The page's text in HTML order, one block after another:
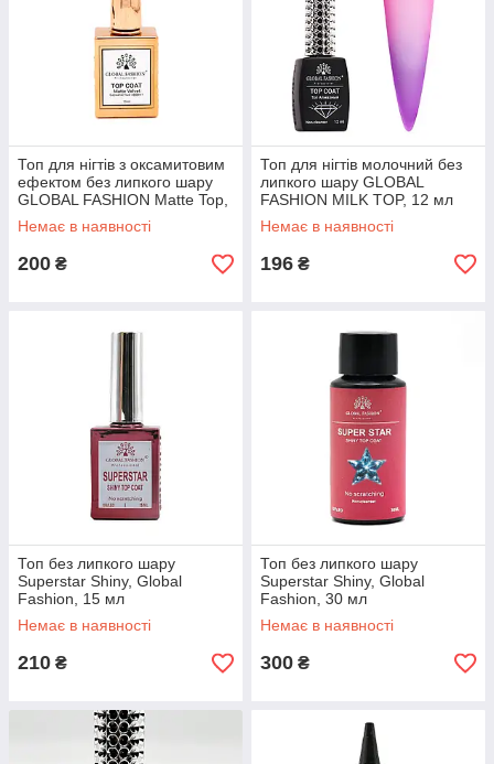
Топ для нігтів з оксамитовим
ефектом без липкого шару
GLOBAL FASHION Matte Top,
15 мл
Немає в наявності
200 ₴
Топ для нігтів молочний без
липкого шару GLOBAL
FASHION MILK TOP, 12 мл
Немає в наявності
196 ₴
Топ без липкого шару
Superstar Shiny, Global
Fashion, 15 мл
Немає в наявності
210 ₴
Топ без липкого шару
Superstar Shiny, Global
Fashion, 30 мл
Немає в наявності
300 ₴